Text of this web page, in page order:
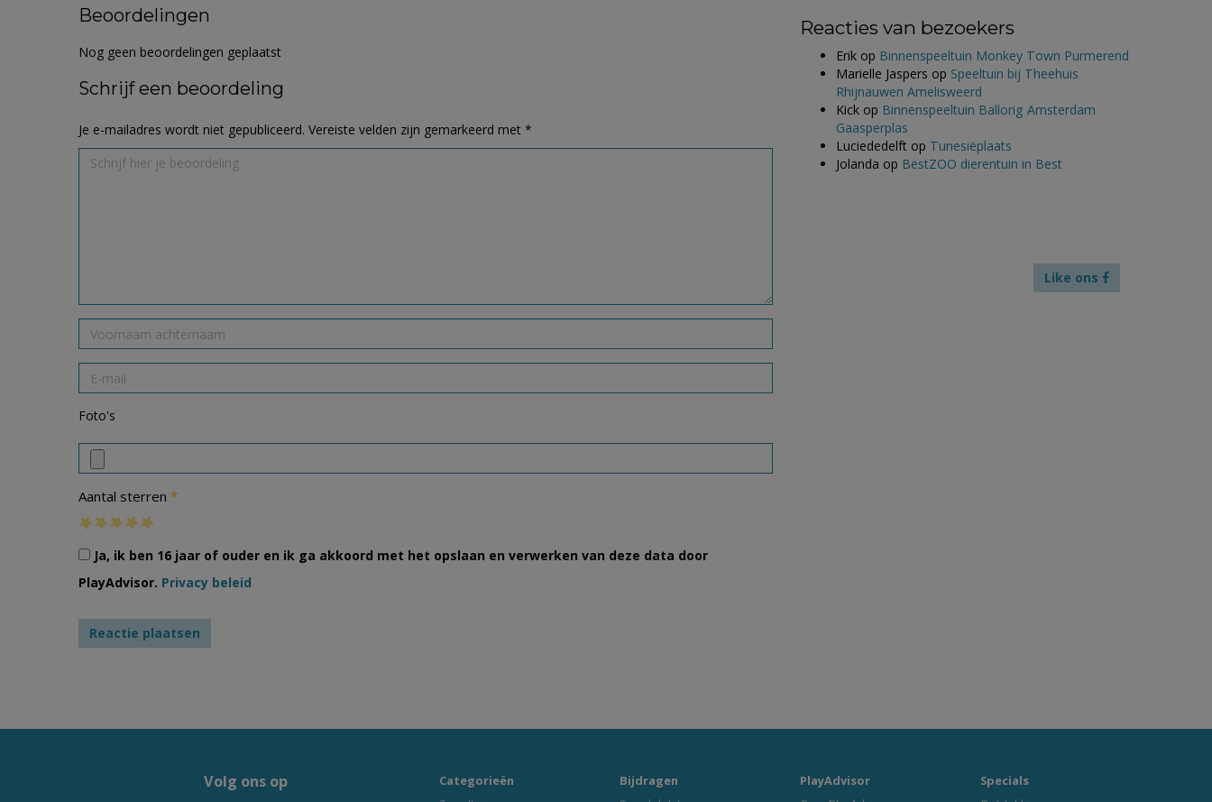
Beoordelingen
Nog geen beoordelingen geplaatst
Schrijf een beoordeling
Je e-mailadres wordt niet gepubliceerd. Vereiste velden zijn gemarkeerd met *
Foto's
Aantal sterren *
Ja, ik ben 16 jaar of ouder en ik ga akkoord met het opslaan en verwerken van deze data door
PlayAdvisor. Privacy beleid
Reacties van bezoekers
Erik op Binnenspeeltuin Monkey Town Purmerend
Marielle Jaspers op Speeltuin bij Theehuis
Rhijnauwen Amelisweerd
Kick op Binnenspeeltuin Ballorig Amsterdam
Gaasperplas
Luciededelft op Tunesiëplaats
Jolanda op BestZOO dierentuin in Best
Like ons
Volg ons op
Categorieën
Bijdragen
PlayAdvisor
Specials